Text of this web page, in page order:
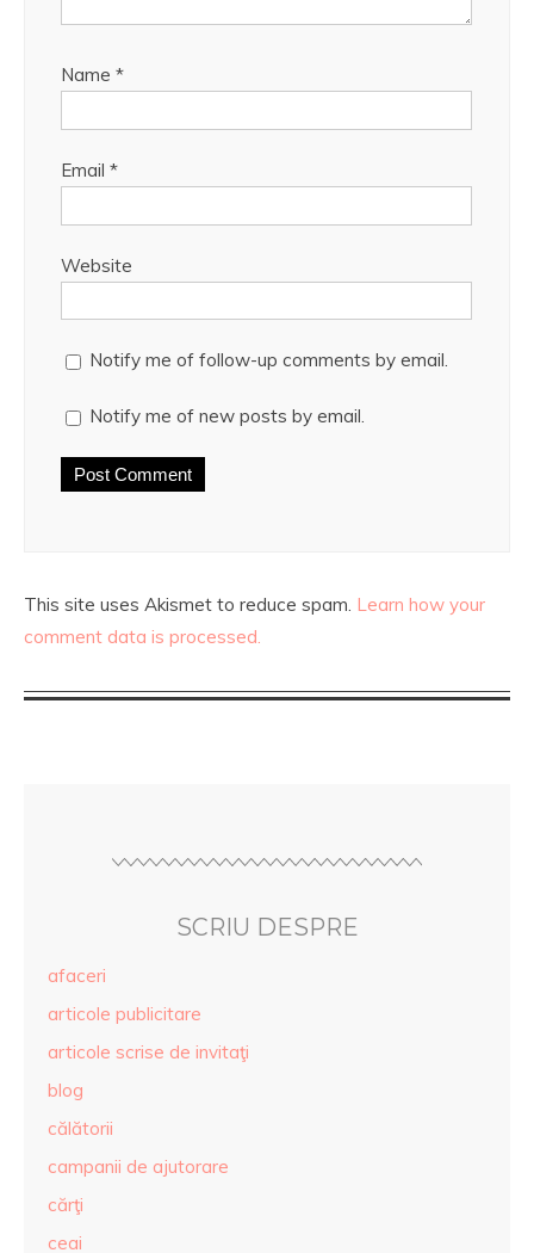
Name *
Email *
Website
Notify me of follow-up comments by email.
Notify me of new posts by email.
This site uses Akismet to reduce spam. Learn how your
comment data is processed.
SCRIU DESPRE
afaceri
articole publicitare
articole scrise de invitaţi
blog
călătorii
campanii de ajutorare
cărţi
ceai